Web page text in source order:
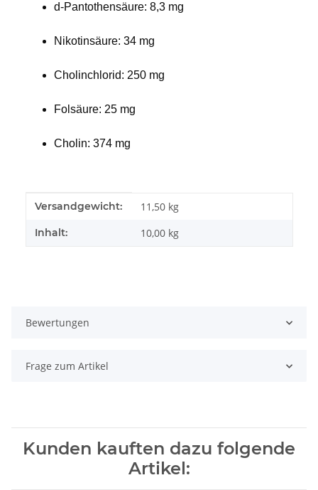
d-Pantothensäure: 8,3 mg
Nikotinsäure: 34 mg
Cholinchlorid: 250 mg
Folsäure: 25 mg
Cholin: 374 mg
Produkteigenschaft
Wert
Versandgewicht: 11,50 kg
Inhalt: 10,00 kg
Bewertungen
Frage zum Artikel
Kunden kauften dazu folgende
Artikel: